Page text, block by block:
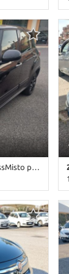
pastello
• Airbag
elettrici
•
•
•
•
Cerchi 17
Airbag
•
lega •
•